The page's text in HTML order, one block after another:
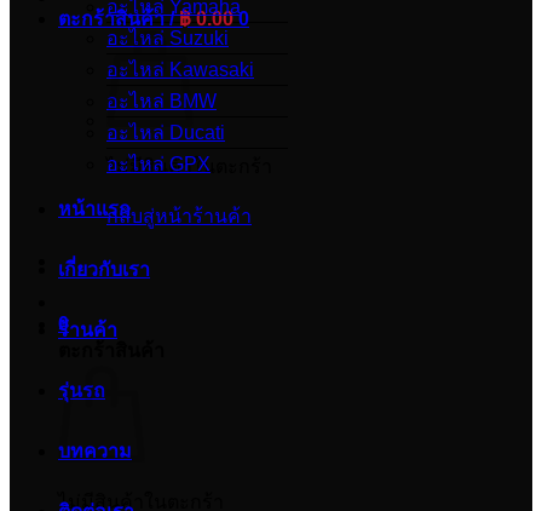
ตะกร้าสินค้า /฿0.00 0
ไม่มีสินค้าในตะกร้า
กลับสู่หน้าร้านค้า
0
ไม่มีสินค้าในตะกร้า
อะไหล่ Yamaha
อะไหล่ Suzuki
อะไหล่ Kawasaki
อะไหล่ BMW
อะไหล่ Ducati
อะไหล่ GPX
หน้าแรก
เกี่ยวกับเรา
ร้านค้า
รุ่นรถ
บทความ